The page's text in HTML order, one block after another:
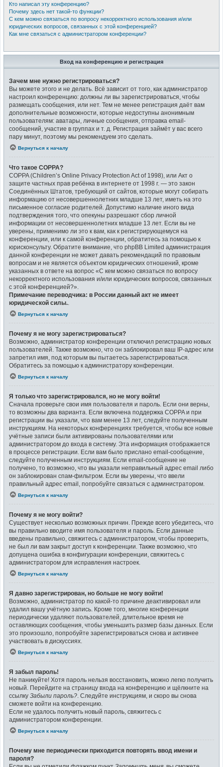
Кто написал эту конференцию?
Почему здесь нет такой-то функции?
С кем можно связаться по вопросу некорректного использования и/или
юридических вопросов, связанных с этой конференцией?
Как мне связаться с администратором конференции?
Вход на конференцию и регистрация
Зачем мне нужно регистрироваться?
Вы можете этого и не делать. Всё зависит от того, как администратор
настроил конференцию: должны ли вы зарегистрироваться, чтобы
размещать сообщения, или нет. Тем не менее регистрация даёт вам
дополнительные возможности, которые недоступны анонимным
пользователям: аватары, личные сообщения, отправка email-
сообщений, участие в группах и т. д. Регистрация займёт у вас всего
пару минут, поэтому мы рекомендуем это сделать.
Вернуться к началу
Что такое COPPA?
COPPA (Children’s Online Privacy Protection Act of 1998), или Акт о
защите частных прав ребёнка в интернете от 1998 г. — это закон
Соединённых Штатов, требующий от сайтов, которые могут собирать
информацию от несовершеннолетних младше 13 лет, иметь на это
письменное согласие родителей. Допустимо наличие иного вида
подтверждения того, что опекуны разрешают сбор личной
информации от несовершеннолетних младше 13 лет. Если вы не
уверены, применимо ли это к вам, как к регистрирующемуся на
конференции, или к самой конференции, обратитесь за помощью к
юрисконсульту. Обратите внимание, что phpBB Limited администрация
данной конференции не может давать рекомендаций по правовым
вопросам и не является объектом юридических отношений, кроме
указанных в ответе на вопрос «С кем можно связаться по вопросу
некорректного использования и/или юридических вопросов, связанных
с этой конференцией?».
Примечание переводчика: в России данный акт не имеет
юридической силы.
Вернуться к началу
Почему я не могу зарегистрироваться?
Возможно, администратор конференции отключил регистрацию новых
пользователей. Также возможно, что он заблокировал ваш IP-адрес или
запретил имя, под которым вы пытаетесь зарегистрироваться.
Обратитесь за помощью к администратору конференции.
Вернуться к началу
Я только что зарегистрировался, но не могу войти!
Сначала проверьте свои имя пользователя и пароль. Если они верны,
то возможны два варианта. Если включена поддержка COPPA и при
регистрации вы указали, что вам менее 13 лет, следуйте полученным
инструкциям. На некоторых конференциях требуется, чтобы все новые
учётные записи были активированы пользователями или
администратором до входа в систему. Эта информация отображается
в процессе регистрации. Если вам было прислано email-сообщение,
следуйте полученным инструкциям. Если email-сообщение не
получено, то возможно, что вы указали неправильный адрес email либо
он заблокирован спам-фильтром. Если вы уверены, что ввели
правильный адрес email, попробуйте связаться с администратором.
Вернуться к началу
Почему я не могу войти?
Существует несколько возможных причин. Прежде всего убедитесь, что
вы правильно вводите имя пользователя и пароль. Если данные
введены правильно, свяжитесь с администратором, чтобы проверить,
не был ли вам закрыт доступ к конференции. Также возможно, что
допущена ошибка в конфигурации конференции, свяжитесь с
администратором для исправления настроек.
Вернуться к началу
Я давно зарегистрирован, но больше не могу войти!
Возможно, администратор по какой-то причине деактивировал или
удалил вашу учётную запись. Кроме того, многие конференции
периодически удаляют пользователей, длительное время не
оставляющих сообщения, чтобы уменьшить размер базы данных. Если
это произошло, попробуйте зарегистрироваться снова и активнее
участвовать в дискуссиях.
Вернуться к началу
Я забыл пароль!
Не паникуйте! Хотя пароль нельзя восстановить, можно легко получить
новый. Перейдите на страницу входа на конференцию и щёлкните на
ссылку Забыли пароль? . Следуйте инструкциям, и скоро вы снова
сможете войти на конференцию.
Если не удалось получить новый пароль, свяжитесь с
администратором конференции.
Вернуться к началу
Почему мне периодически приходится повторять ввод имени и
пароля?